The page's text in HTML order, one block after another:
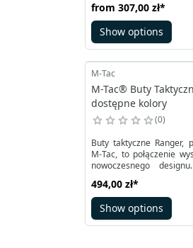
wilgocią, ale również
trudnym terenie. Bieżnik
sobie z błotnistymi i
wygodny system
from 307,00 zł*
Show options
M-Tac
M-Tac® Buty
dostępne kolory
0
Buty taktyczne Ranger,
M-Tac, to połączenie
nowoczesnego
pogodą i
terenu. Cholewka
skóry (zamszu)
wkładkami z Cordury
494,00 zł*
Show options